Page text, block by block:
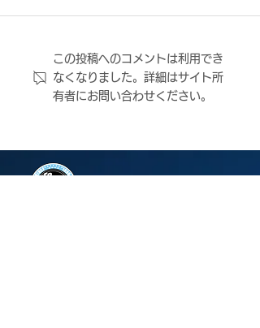
8月2日（日） 2026年度
第31回大阪サッカー選手
モ枚方 試合結果
この投稿へのコメントは利用でき
なくなりました。詳細はサイト所
有者にお問い合わせください。